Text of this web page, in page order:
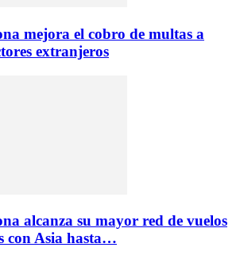
mejora el cobro de multas a
extranjeros
alcanza su mayor red de vuelos
con Asia hasta…